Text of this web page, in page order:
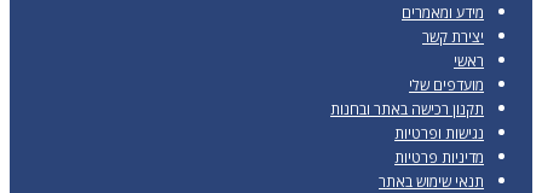
מידע ומאמרים
יצירת קשר
ראשי
מועדפים שלי
תקנון רכישה באתר ובחנות
נגישות ופרטיות
מדיניות פרטיות
תנאי שימוש באתר